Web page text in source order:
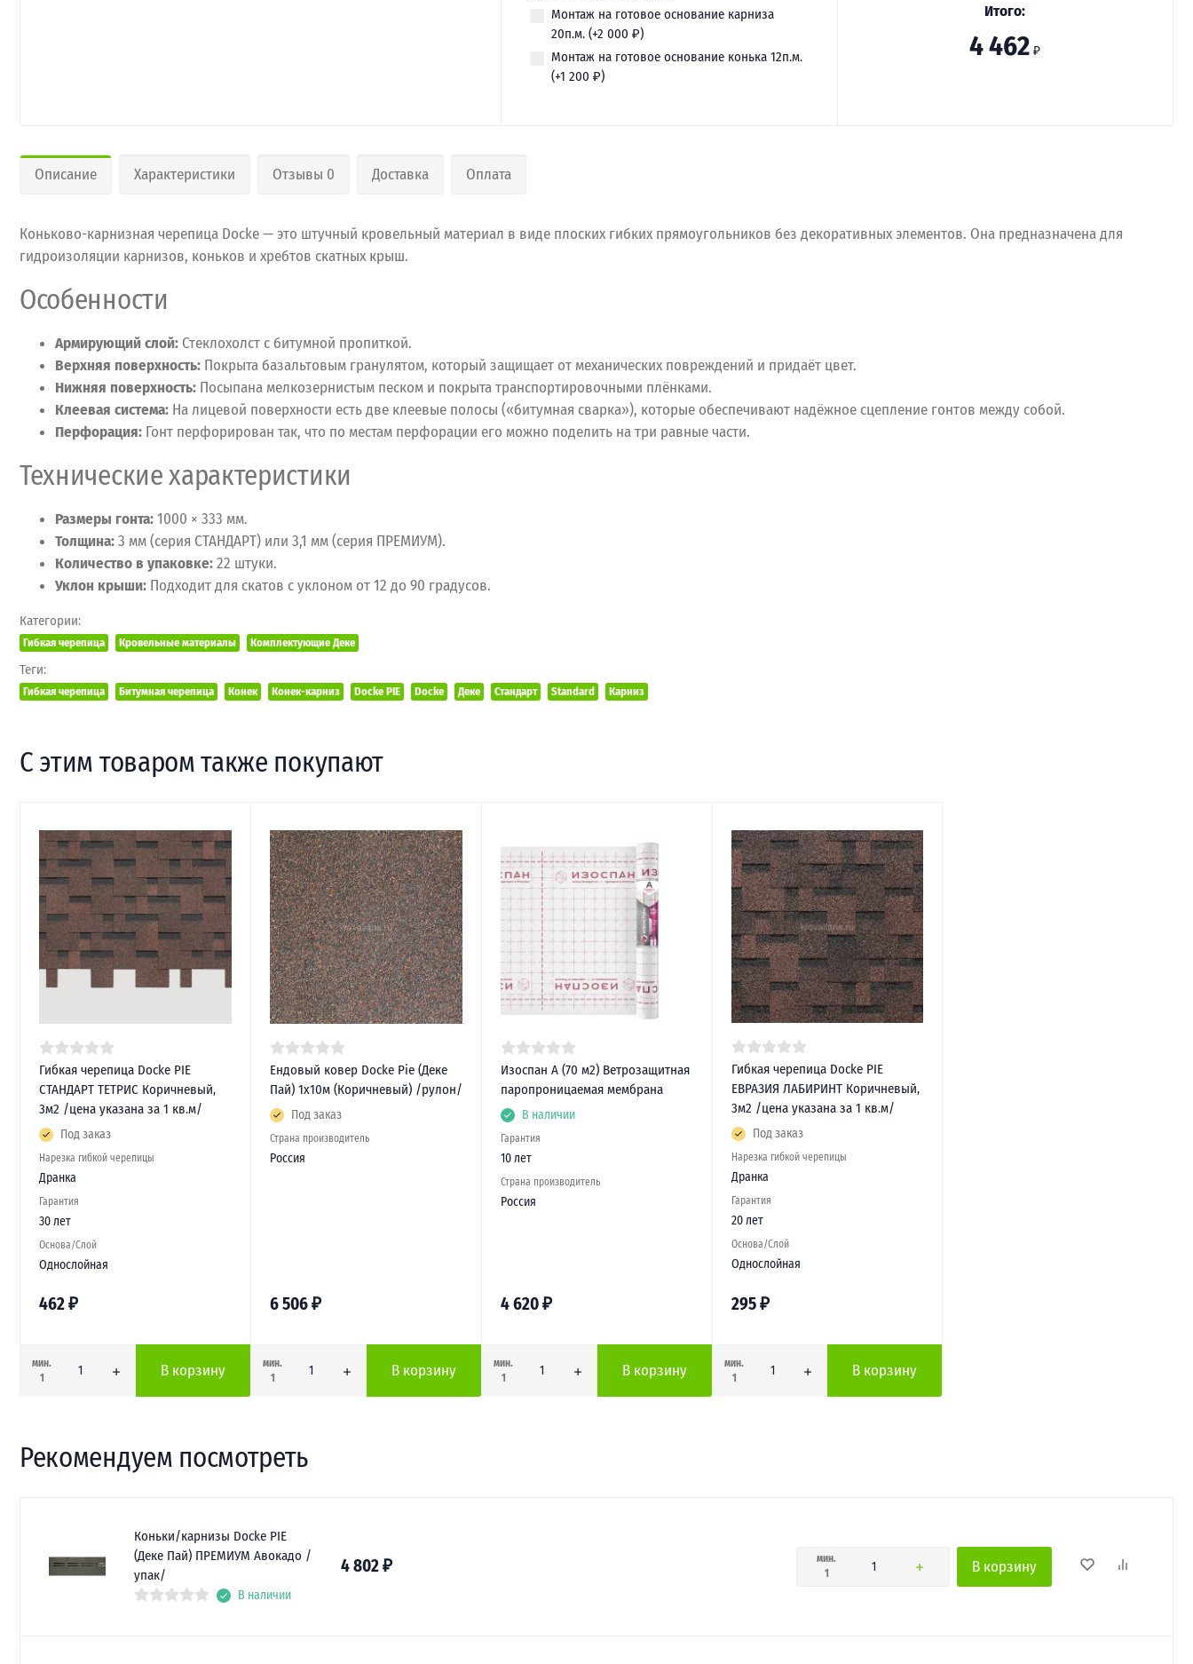
Монтаж на готовое основание карниза
20п.м. (+2 000 ₽)
Монтаж на готовое основание конька 12п.м.
(+1 200 ₽)
Итого:
4 462 ₽
Описание Характеристики Отзывы 0 Доставка Оплата
Коньково-карнизная черепица Docke — это штучный кровельный материал в виде плоских гибких прямоугольников без декоративных элементов. Она предназначена для
гидроизоляции карнизов, коньков и хребтов скатных крыш.
Особенности
Армирующий слой: Стеклохолст с битумной пропиткой.
Верхняя поверхность: Покрыта базальтовым гранулятом, который защищает от механических повреждений и придаёт цвет.
Нижняя поверхность: Посыпана мелкозернистым песком и покрыта транспортировочными плёнками.
Клеевая система: На лицевой поверхности есть две клеевые полосы («битумная сварка»), которые обеспечивают надёжное сцепление гонтов между собой.
Перфорация: Гонт перфорирован так, что по местам перфорации его можно поделить на три равные части.
Технические характеристики
Размеры гонта:1000 × 333 мм.
Толщина:3 мм (серия СТАНДАРТ) или 3,1 мм (серия ПРЕМИУМ).
Количество в упаковке:22 штуки.
Уклон крыши: Подходит для скатов с уклоном от 12 до 90 градусов.
Категории:
Гибкая черепица Кровельные материалы Комплектующие Деке
Теги:
Гибкая черепица Битумная черепица Конек Конек-карниз Docke PIE Docke Деке Стандарт Standard Карниз
С этим товаром также покупают
Гибкая черепица Docke PIE
СТАНДАРТ ТЕТРИС Коричневый,
3м2 /цена указана за 1 кв.м/
Под заказ
Нарезка гибкой черепицы
Дранка
Гарантия
30 лет
Основа/Слой
Однослойная
462₽
мин.
1
В корзину
Ендовый ковер Docke Pie (Деке
Пай) 1х10м (Коричневый) /рулон/
Под заказ
Страна производитель
Россия
6 506₽
мин.
1
В корзину
Изоспан А (70 м2) Ветрозащитная
паропроницаемая мембрана
В наличии
Гарантия
10 лет
Страна производитель
Россия
4 620₽
мин.
1
В корзину
Гибкая черепица Docke PIE
ЕВРАЗИЯ ЛАБИРИНТ Коричневый,
3м2 /цена указана за 1 кв.м/
Под заказ
Нарезка гибкой черепицы
Дранка
Гарантия
20 лет
Основа/Слой
Однослойная
295₽
мин.
1
В корзину
Рекомендуем посмотреть
Коньки/карнизы Docke PIE
(Деке Пай) ПРЕМИУМ Авокадо /
упак/
В наличии
4 802₽
мин.
1
В корзину